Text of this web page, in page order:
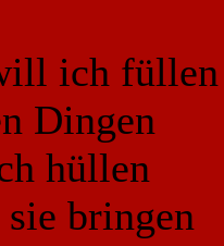
ich füllen
Dingen
hüllen
bringen